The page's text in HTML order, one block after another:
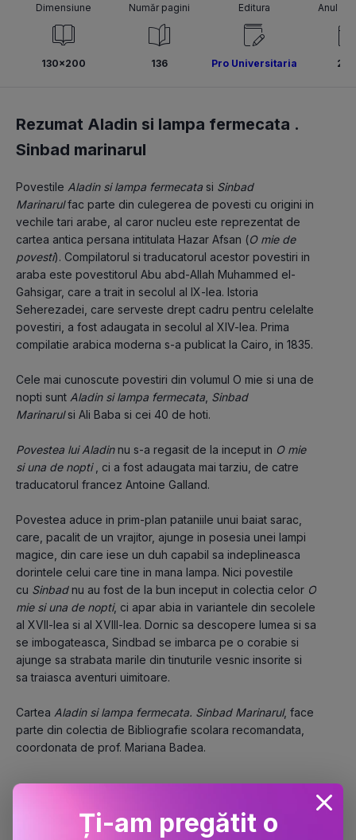
Dimensiune
130x200
Număr pagini
136
Editura
Pro Universitaria
Anul
Rezumat Aladin si lampa fermecata .
Sinbad marinarul
Povestile Aladin si lampa fermecata si Sinbad
Marinarul fac parte din culegerea de povesti cu origini in
vechile tari arabe, al caror nucleu este reprezentat de
cartea antica persana intitulata Hazar Afsan (O mie de
povesti). Compilatorul si traducatorul acestor povestiri in
araba este povestitorul Abu abd-Allah Muhammed el-
Gahsigar, care a trait in secolul al IX-lea. Istoria
Seherezadei, care serveste drept cadru pentru celelalte
povestiri, a fost adaugata in secolul al XIV-lea. Prima
compilatie arabica moderna s-a publicat la Cairo, in 1835.
Cele mai cunoscute povestiri din volumul O mie si una de
nopti sunt Aladin si lampa fermecata Sinbad
Marinarul si Ali Baba si cei 40 de hoti.
Povestea lui Aladin nu s-a regasit de la inceput in O mie
si una de nopti , ci a fost adaugata mai tarziu, de catre
traducatorul francez Antoine Galland.
Povestea aduce in prim-plan pataniile unui baiat sarac,
care, pacalit de un vrajitor, ajunge in posesia unei lampi
magice, din care iese un duh capabil sa indeplineasca
dorintele celui care tine in mana lampa. Nici povestile
cu Sinbad nu au fost de la bun inceput in colectia celor O
mie si una de nopti, ci apar abia in variantele din secolele
al XVII-lea si al XVIII-lea. Dornic sa descopere lumea si sa
se imbogateasca, Sindbad se imbarca pe o corabie si
ajunge sa strabata marile din tinuturile vesnic insorite si
sa traiasca aventuri uimitoare.
Cartea Aladin si lampa fermecata. Sinbad Marinarul, face
parte din colectia de Bibliografie scolara recomandata,
coordonata de prof. Mariana Badea.
Ți-am pregătit o